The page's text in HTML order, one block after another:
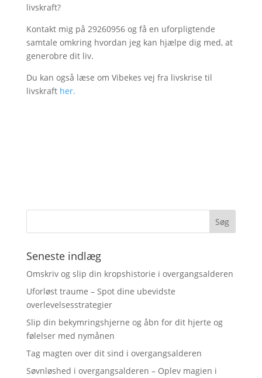
livskraft?
Kontakt mig på 29260956 og få en uforpligtende
samtale omkring hvordan jeg kan hjælpe dig med, at
generobre dit liv.
Du kan også læse om Vibekes vej fra livskrise til
livskraft her.
Seneste indlæg
Omskriv og slip din kropshistorie i overgangsalderen
Uforløst traume – Spot dine ubevidste
overlevelsesstrategier
Slip din bekymringshjerne og åbn for dit hjerte og
følelser med nymånen
Tag magten over dit sind i overgangsalderen
Søvnløshed i overgangsalderen – Oplev magien i